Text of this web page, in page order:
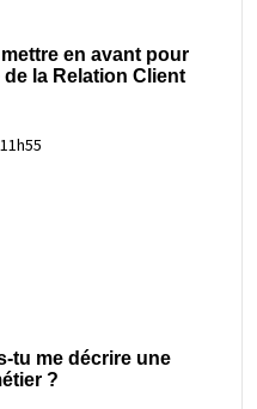
en avant pour
la Relation Client
tu me décrire une
?